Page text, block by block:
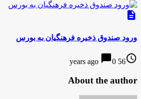
description
ورود صندوق ذخیره فرهنگیان به بورس
access_time
56 years ago
chat_bubble0
About the author